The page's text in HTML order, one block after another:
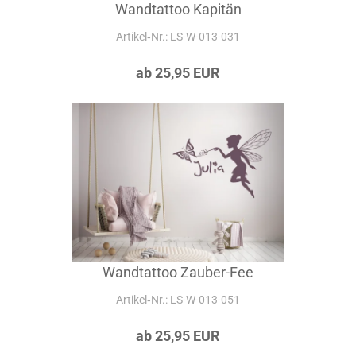
Wandtattoo Kapitän
Artikel‑Nr.: LS-W-013-031
ab 25,95 EUR
Wandtattoo Zauber-Fee
Artikel‑Nr.: LS-W-013-051
ab 25,95 EUR